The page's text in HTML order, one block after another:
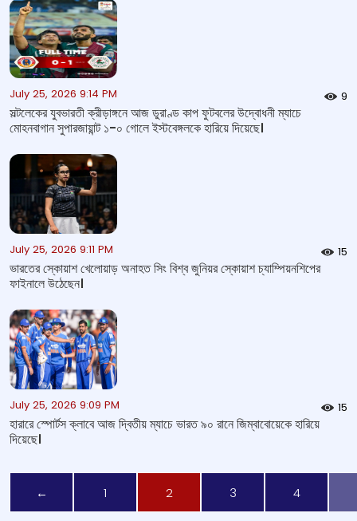
July 25, 2026 9:14 PM 9
সল্টলেকের যুবভারতী ক্রীড়াঙ্গনে আজ ডুরাণ্ড কাপ ফুটবলের উদ্বোধনী ম্যাচে
মোহনবাগান সুপারজায়ান্ট ১-০ গোলে ইস্টবেঙ্গলকে হারিয়ে দিয়েছে।
July 25, 2026 9:11 PM 15
ভারতের স্কোয়াশ খেলোয়াড় অনাহত সিং বিশ্ব জুনিয়র স্কোয়াশ চ্যাম্পিয়নশিপের
ফাইনালে উঠেছেন।
July 25, 2026 9:09 PM 15
হারারে স্পোর্টস ক্লাবে আজ দ্বিতীয় ম্যাচে ভারত ৯০ রানে জিম্বাবোয়েকে হারিয়ে
দিয়েছে।
Previous page
← 1 2 3 4